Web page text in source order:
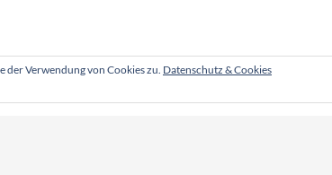
der Verwendung von Cookies zu. Datenschutz & Cookies